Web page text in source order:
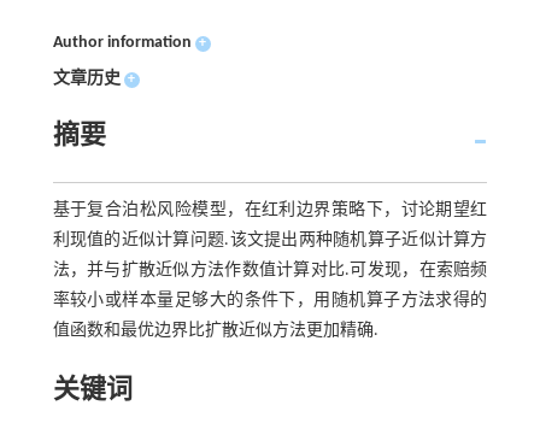
Author information +
文章历史 +
摘要
基于复合泊松风险模型，在红利边界策略下，讨论期望红
利现值的近似计算问题.该文提出两种随机算子近似计算方
法，并与扩散近似方法作数值计算对比.可发现，在索赔频
率较小或样本量足够大的条件下，用随机算子方法求得的
值函数和最优边界比扩散近似方法更加精确.
关键词